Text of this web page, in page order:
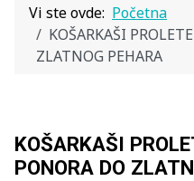
Vi ste ovde: Početna
KOŠARKAŠI
ZLATNOG PEHARA
KOŠARKAŠI
PONORA DO